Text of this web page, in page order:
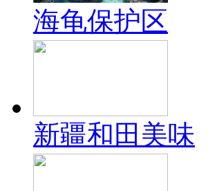
海龟保护区
新疆和田美味